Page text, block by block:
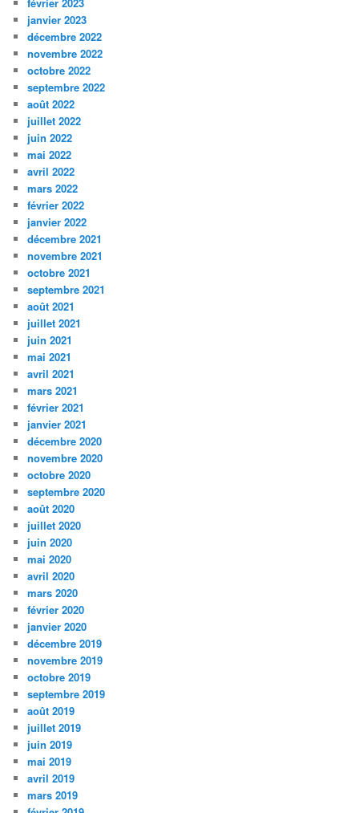
janvier 2023
décembre 2022
novembre 2022
octobre 2022
septembre 2022
août 2022
juillet 2022
juin 2022
mai 2022
avril 2022
mars 2022
février 2022
janvier 2022
décembre 2021
novembre 2021
octobre 2021
septembre 2021
août 2021
juillet 2021
juin 2021
mai 2021
avril 2021
mars 2021
février 2021
janvier 2021
décembre 2020
novembre 2020
octobre 2020
septembre 2020
août 2020
juillet 2020
juin 2020
mai 2020
avril 2020
mars 2020
février 2020
janvier 2020
décembre 2019
novembre 2019
octobre 2019
septembre 2019
août 2019
juillet 2019
juin 2019
mai 2019
avril 2019
mars 2019